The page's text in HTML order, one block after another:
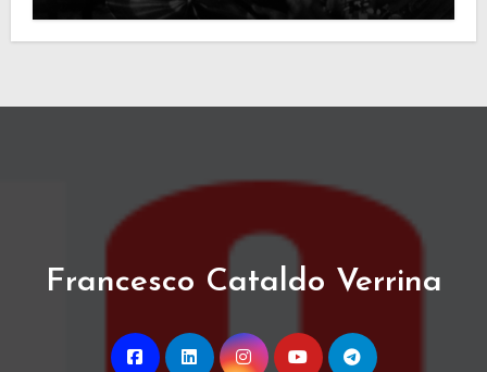
standardizzazione algoritmica. Ne ho
Francesco Cataldo Verrina